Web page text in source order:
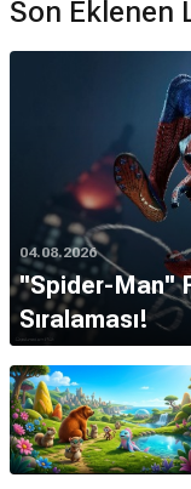
Son Eklenen
04.08.2026
''Spider-Man''
Sıralaması!